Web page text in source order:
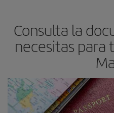
Consulta la
necesitas para